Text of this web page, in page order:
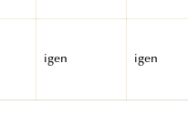
igen igen